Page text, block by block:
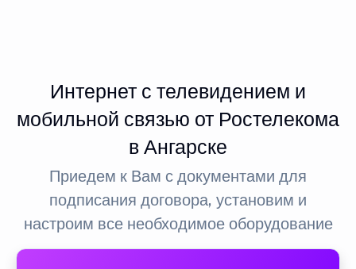
Интернет с телевидением и
мобильной связью от Ростелекома
в Ангарске
Приедем к Вам с документами для
подписания договора, установим и
настроим все необходимое оборудование